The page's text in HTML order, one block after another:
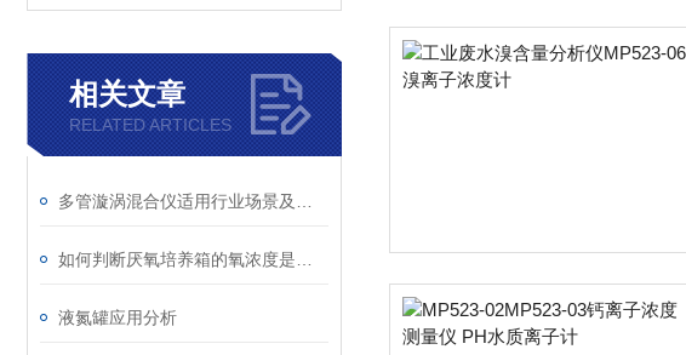
相关文章
RELATED ARTICLES
液氮罐应用分析